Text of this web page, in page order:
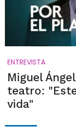
ENTREVISTA
Miguel
teatro:
vida"